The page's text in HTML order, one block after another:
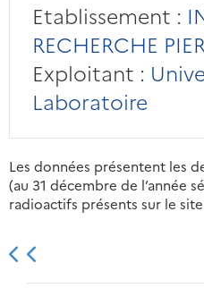
Etablissement :
RECHERCHE
Exploitant :
Laboratoire
Les données présentent les
(au 31 décembre de l’année
radioactifs présents sur le